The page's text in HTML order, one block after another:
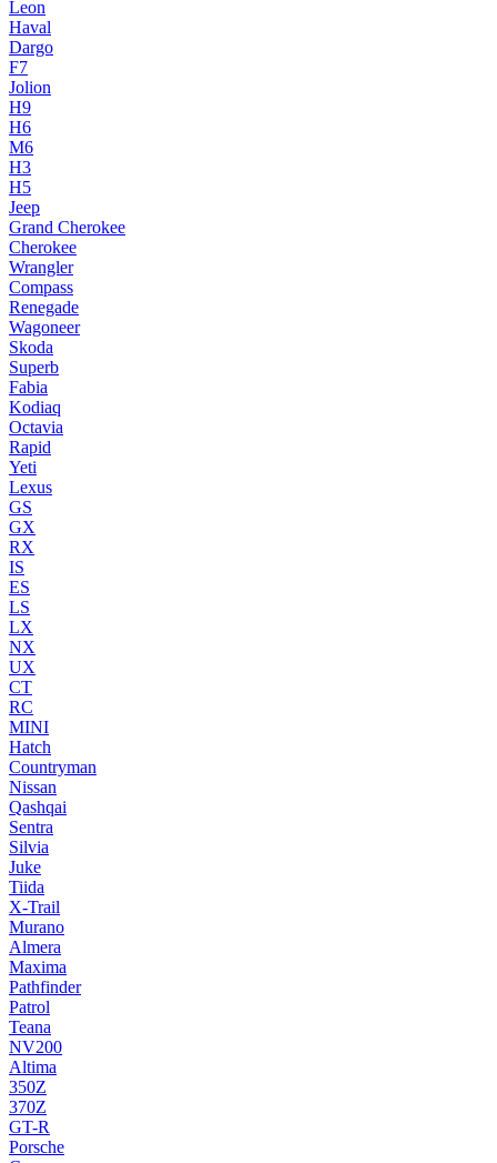
Leon
Haval
Dargo
F7
Jolion
H9
H6
M6
H3
H5
Jeep
Grand Cherokee
Cherokee
Wrangler
Compass
Renegade
Wagoneer
Skoda
Superb
Fabia
Kodiaq
Octavia
Rapid
Yeti
Lexus
GS
GX
RX
IS
ES
LS
LX
NX
UX
CT
RC
MINI
Hatch
Countryman
Nissan
Qashqai
Sentra
Silvia
Juke
Tiida
X-Trail
Murano
Almera
Maxima
Pathfinder
Patrol
Teana
NV200
Altima
350Z
370Z
GT-R
Porsche